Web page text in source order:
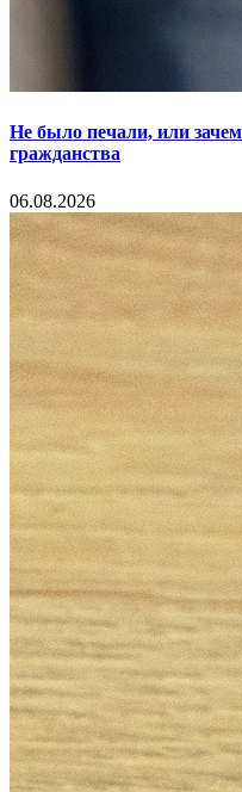
Не было печали, или
гражданства
06.08.2026